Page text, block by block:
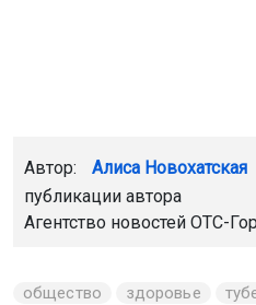
Автор: Алиса Новохатская
публикации автора
Агентство новостей ОТС-
общество здоровье